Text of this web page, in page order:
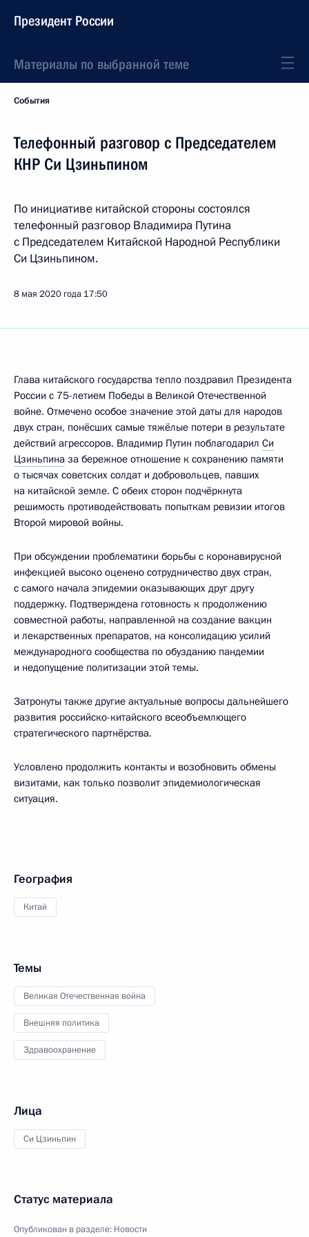
Президент России
Материалы по выбранной теме
События
Телефонный разговор с Председателем
КНР Си Цзиньпином
По инициативе китайской стороны состоялся
телефонный разговор Владимира Путина
с Председателем Китайской Народной Республики
Си Цзиньпином.
8 мая 2020 года 17:50
Глава китайского государства тепло поздравил Президента
России с 75-летием Победы в Великой Отечественной
войне. Отмечено особое значение этой даты для народов
двух стран, понёсших самые тяжёлые потери в результате
действий агрессоров. Владимир Путин поблагодарил Си
Цзиньпина за бережное отношение к сохранению памяти
о тысячах советских солдат и добровольцев, павших
на китайской земле. С обеих сторон подчёркнута
решимость противодействовать попыткам ревизии итогов
Второй мировой войны.
При обсуждении проблематики борьбы с коронавирусной
инфекцией высоко оценено сотрудничество двух стран,
с самого начала эпидемии оказывающих друг другу
поддержку. Подтверждена готовность к продолжению
совместной работы, направленной на создание вакцин
и лекарственных препаратов, на консолидацию усилий
международного сообщества по обузданию пандемии
и недопущение политизации этой темы.
Затронуты также другие актуальные вопросы дальнейшего
развития российско-китайского всеобъемлющего
стратегического партнёрства.
Условлено продолжить контакты и возобновить обмены
визитами, как только позволит эпидемиологическая
ситуация.
География
Китай
Темы
Великая Отечественная война
Внешняя политика
Здравоохранение
Лица
Си Цзиньпин
Статус материала
Опубликован в разделе: Новости